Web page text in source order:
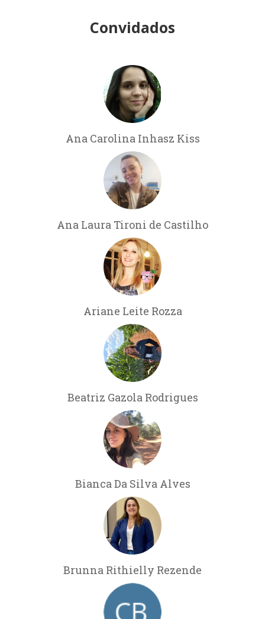
Convidados
Ana Carolina Inhasz Kiss
Ana Laura Tironi de Castilho
Ariane Leite Rozza
Beatriz Gazola Rodrigues
Bianca Da Silva Alves
Brunna Rithielly Rezende